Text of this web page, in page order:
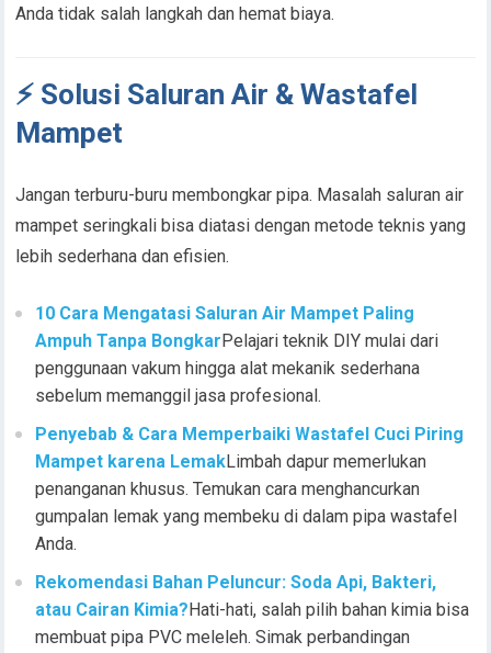
Anda tidak salah langkah dan hemat biaya.
⚡ Solusi Saluran Air & Wastafel
Mampet
Jangan terburu-buru membongkar pipa. Masalah saluran air
mampet seringkali bisa diatasi dengan metode teknis yang
lebih sederhana dan efisien.
10 Cara Mengatasi Saluran Air Mampet Paling
Ampuh Tanpa BongkarPelajari teknik DIY mulai dari
penggunaan vakum hingga alat mekanik sederhana
sebelum memanggil jasa profesional.
Penyebab & Cara Memperbaiki Wastafel Cuci Piring
Mampet karena LemakLimbah dapur memerlukan
penanganan khusus. Temukan cara menghancurkan
gumpalan lemak yang membeku di dalam pipa wastafel
Anda.
Rekomendasi Bahan Peluncur: Soda Api, Bakteri,
atau Cairan Kimia?Hati-hati, salah pilih bahan kimia bisa
membuat pipa PVC meleleh. Simak perbandingan